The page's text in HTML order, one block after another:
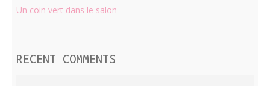
Un coin vert dans le salon
RECENT COMMENTS